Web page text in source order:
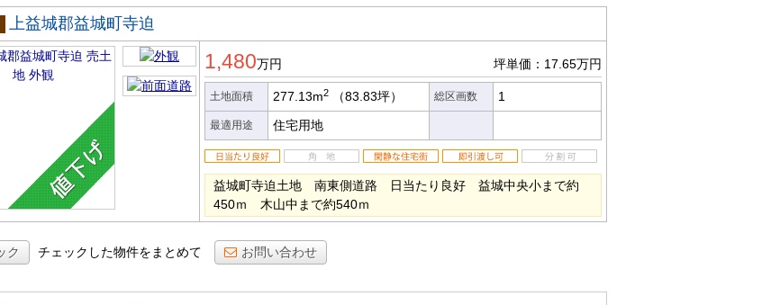
上益城郡益城町寺迫
1,480万円 坪単価：17.65万円
土地面積 277.13m2 （83.83坪） 総区画数 1
最適用途 住宅用地
益城町寺迫土地 南東側道路 日当たり良好 益城中央小まで約
450ｍ 木山中まで約540ｍ
ク チェックした物件をまとめて お問い合わせ